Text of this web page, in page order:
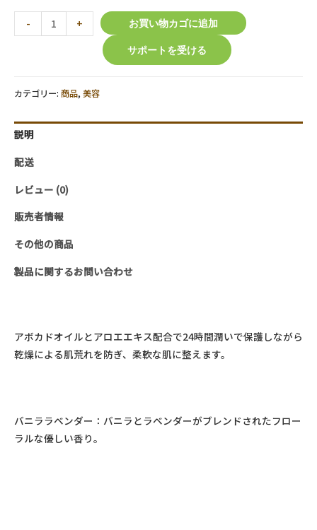
-
】
ジ
ー
ス
ハ
ド
＆
デ
ィ
ョ
ン
+
お買い物カゴに追加
サポートを受ける
カテゴリー: 商品, 美容
説明
配送
レビュー (0)
販売者情報
その他の商品
製品に関するお問い合わせ
アボカドオイルとアロエエキス配合で24時間潤いで保護しながら
乾燥による肌荒れを防ぎ、柔軟な肌に整えます。
バニララベンダー：バニラとラベンダーがブレンドされたフロー
ラルな優しい香り。